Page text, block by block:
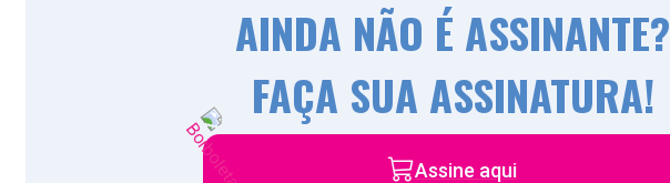
AINDA NÃO É ASSINANTE?
FAÇA SUA ASSINATURA!
Assine aqui